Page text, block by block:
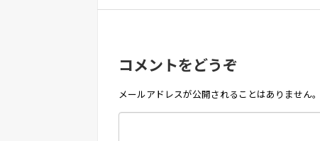
コメントをどうぞ
メールアドレスが公開されることはありません。